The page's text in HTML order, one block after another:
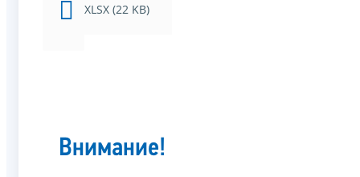
XLSX (22 KB)
Внимание!